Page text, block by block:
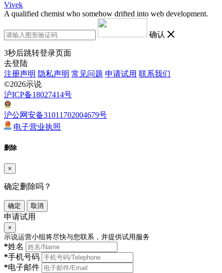
Vivek
A qualified chemist who somehow drifted into web development.
确认
3秒后跳转登录页面
去登陆
注册声明 隐私声明 常见问题 申请试用 联系我们
©2026示说
沪ICP备18027414号
沪公网安备31011702004679号
电子营业执照
删除
×
确定删除吗？
确定 取消
申请试用
×
示说运营小组将尽快与您联系，并提供试用服务
*姓名
*手机号码
*电子邮件